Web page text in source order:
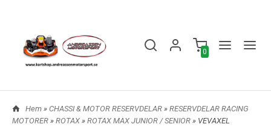
0
Hem » CHASSI & MOTOR RESERVDELAR » RESERVDELAR RACING
MOTORER » ROTAX » ROTAX MAX JUNIOR / SENIOR » VEVAXEL